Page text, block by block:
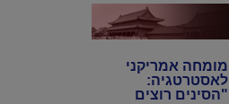
מומחה אמריקני
לאסטרטגיה:
"הסינים רוצים